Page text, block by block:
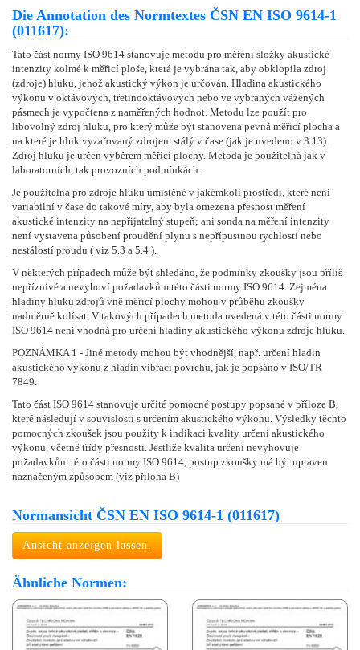
Die Annotation des Normtextes ČSN EN ISO 9614-1
(011617):
Tato část normy ISO 9614 stanovuje metodu pro měření složky akustické
intenzity kolmé k měřicí ploše, která je vybrána tak, aby obklopila zdroj
(zdroje) hluku, jehož akustický výkon je určován. Hladina akustického
výkonu v oktávových, třetinooktávových nebo ve vybraných vážených
pásmech je vypočtena z naměřených hodnot. Metodu lze použít pro
libovolný zdroj hluku, pro který může být stanovena pevná měřicí plocha a
na které je hluk vyzařovaný zdrojem stálý v čase (jak je uvedeno v 3.13).
Zdroj hluku je určen výběrem měřicí plochy. Metoda je použitelná jak v
laboratorních, tak provozních podmínkách.
Je použitelná pro zdroje hluku umístěné v jakémkoli prostředí, které není
variabilní v čase do takové míry, aby byla omezena přesnost měření
akustické intenzity na nepřijatelný stupeň; ani sonda na měření intenzity
není vystavena působení proudění plynu s nepřípustnou rychlostí nebo
nestálostí proudu ( viz 5.3 a 5.4 ).
V některých případech může být shledáno, že podmínky zkoušky jsou příliš
nepříznivé a nevyhoví požadavkům této části normy ISO 9614. Zejména
hladiny hluku zdrojů vně měřicí plochy mohou v průběhu zkoušky
nadměrně kolísat. V takových případech metoda uvedená v této části normy
ISO 9614 není vhodná pro určení hladiny akustického výkonu zdroje hluku.
POZNÁMKA 1 - Jiné metody mohou být vhodnější, např. určení hladin
akustického výkonu z hladin vibrací povrchu, jak je popsáno v ISO/TR
7849.
Tato část ISO 9614 stanovuje určité pomocné postupy popsané v příloze B,
které následují v souvislosti s určením akustického výkonu. Výsledky těchto
pomocných zkoušek jsou použity k indikaci kvality určení akustického
výkonu, včetně třídy přesnosti. Jestliže kvalita určení nevyhovuje
požadavkům této části normy ISO 9614, postup zkoušky má být upraven
naznačeným způsobem (viz příloha B)
Normansicht ČSN EN ISO 9614-1 (011617)
Ansicht anzeigen lassen.
Ähnliche Normen: